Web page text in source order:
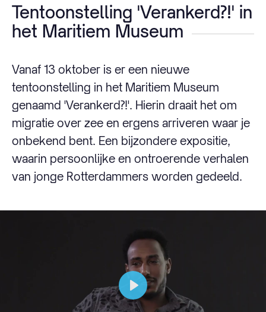
Tentoonstelling 'Verankerd?!' in
het Maritiem Museum
Vanaf 13 oktober is er een nieuwe
tentoonstelling in het Maritiem Museum
genaamd 'Verankerd?!'. Hierin draait het om
migratie over zee en ergens arriveren waar je
onbekend bent. Een bijzondere expositie,
waarin persoonlijke en ontroerende verhalen
van jonge Rotterdammers worden gedeeld.
Play